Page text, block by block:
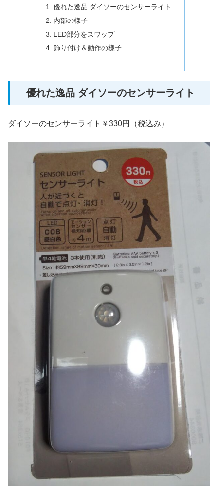
優れた逸品 ダイソーのセンサーライト
内部の様子
LED部分をスワップ
飾り付け＆動作の様子
優れた逸品 ダイソーのセンサーライト
ダイソーのセンサーライト￥330円（税込み）